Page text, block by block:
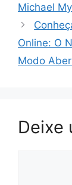
Michael
Online: O
Modo
Deixe